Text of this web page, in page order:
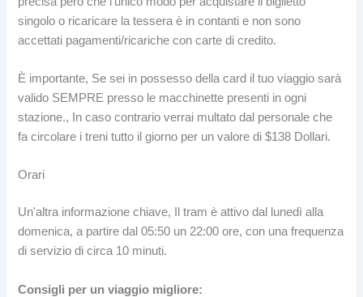
singolo o ricaricare la tessera è in contanti e non sono
accettati pagamenti/ricariche con carte di credito.
È importante, Se sei in possesso della card il tuo viaggio sarà
valido SEMPRE presso le macchinette presenti in ogni
stazione., In caso contrario verrai multato dal personale che
fa circolare i treni tutto il giorno per un valore di $138 Dollari.
Orari
Un'altra informazione chiave, Il tram è attivo dal lunedì alla
domenica, a partire dal 05:50 un 22:00 ore, con una frequenza
di servizio di circa 10 minuti.
Consigli per un viaggio migliore: